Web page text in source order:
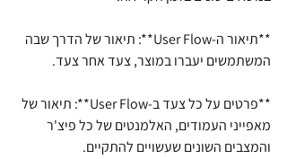
**תיאור ה-User Flow**: תיאור של הדרך שבה
המשתמשים יעברו במוצר, צעד אחר צעד.
**פרטים על כל צעד ב-User Flow**: תיאור של
מאפייני העמודים, האלמנטים של כל פיצ'ר
והמצבים השונים שעשויים להתקיים.